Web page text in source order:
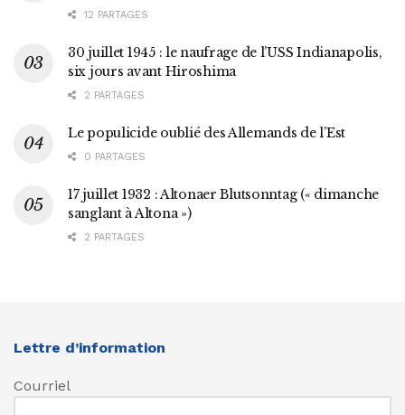
12 PARTAGES
30 juillet 1945 : le naufrage de l’USS Indianapolis,
six jours avant Hiroshima
2 PARTAGES
Le populicide oublié des Allemands de l’Est
0 PARTAGES
17 juillet 1932 : Altonaer Blutsonntag (« dimanche
sanglant à Altona »)
2 PARTAGES
Lettre d’information
Courriel